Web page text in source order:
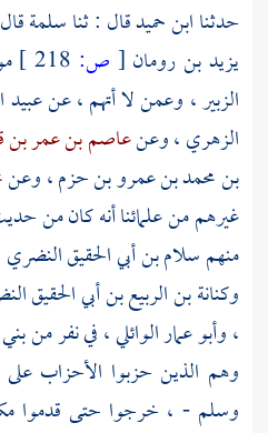
حدثناابن حميدقال : ثناسلمة
يزيد بن رومان [ ص:
الزبير ، وعمن لا أتهم ، عن
الزهري ،وعنعاصم بن عمر بن
بن محمد بن عمرو بن حزم ،وعن
غيرهم من علمائنا أنه كان من
منهمسلام بن أبي الحقيق النضري
وكنانة بن الربيع بن أبي الحقيق
،وأبو عمار الوائلي ،في نفر من
وهم الذين حزبوا الأحزاب
وسلم - ، خرجوا حتى قدموا